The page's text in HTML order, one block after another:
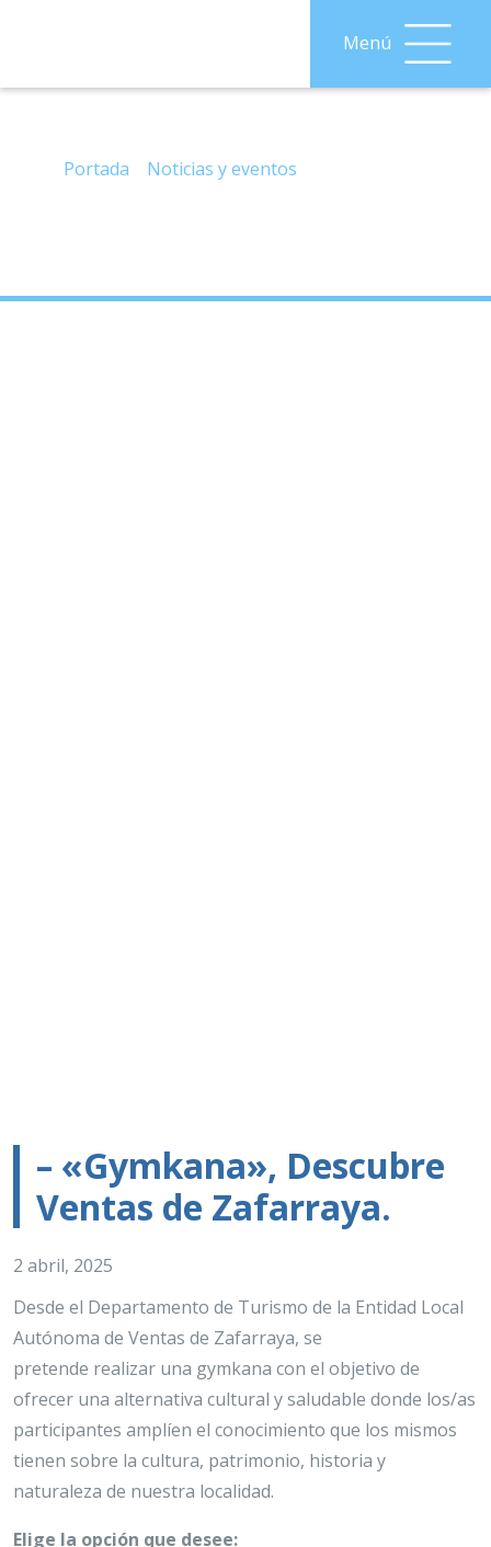
Menú
Portada Noticias y eventos
– «Gymkana», Descubre
Ventas de Zafarraya.
2 abril, 2025
Desde el Departamento de Turismo de la Entidad Local
Autónoma de Ventas de Zafarraya, se
pretende realizar una gymkana con el objetivo de
ofrecer una alternativa cultural y saludable donde los/as
participantes amplíen el conocimiento que los mismos
tienen sobre la cultura, patrimonio, historia y
naturaleza de nuestra localidad.
Elige la opción que desee: